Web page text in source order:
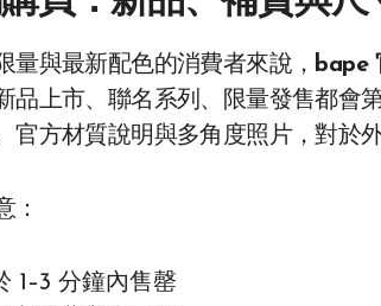
量與最新配色的消費者來說， bape
品上市、聯名系列、限量發售都會
官方材質說明與多角度照片，對於
：
1–3 分鐘內售罄